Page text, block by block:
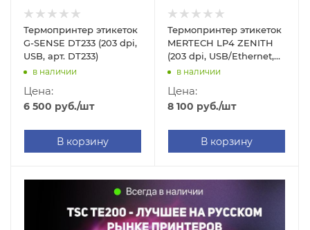
Термопринтер этикеток
G-SENSE DT233 (203 dpi,
USB, арт. DT233)
в наличии
Цена:
6 500 руб./шт
В корзину
Термопринтер этикеток
MERTECH LP4 ZENITH
(203 dpi, USB/Ethernet,
арт. 9899)
в наличии
Цена:
8 100 руб./шт
В корзину